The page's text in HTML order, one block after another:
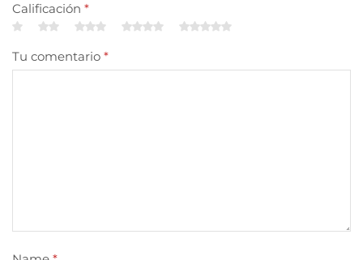
Calificación *
Tu comentario *